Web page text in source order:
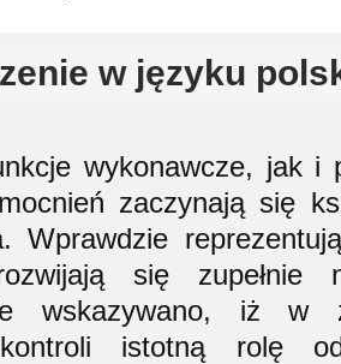
w języku
wykonawcze, jak i
zaczynają się
Wprawdzie
się zupełnie
wskazywano, iż w
istotną rolę